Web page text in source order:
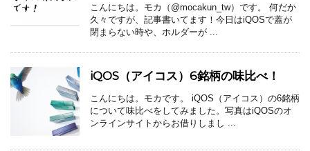
こんにちは。モカ（@mocakun_tw）です。 何だか
久々ですが、記事書いてます！今日はiQOSで蓋が
閉まらない時や、ホルダーが ...
iQOS（アイコス）6銘柄の味比べ！
こんにちは。モカです。 iQOS（アイコス）の6銘柄
について味比べをしてみました。写真はiQOSのオ
ンラインサイトからお借りしまし ...